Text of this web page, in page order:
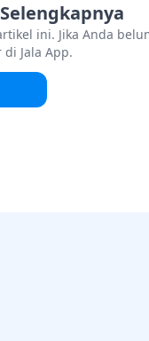
ini. Jika Anda
Jala App.